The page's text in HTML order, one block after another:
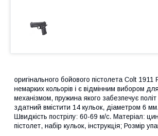
оригінального бойового пістолета Colt
немарких кольорів і є відмінним вибором
механізмом, пружина якого забезпечує
здатний вмістити 14 кульок, діаметром 6
Швидкість пострілу: 60-69 м/с. Матеріал:
пістолет, набір кульок, інструкція; Розмір